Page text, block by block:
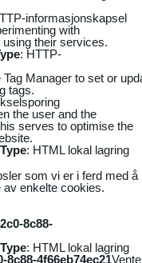
informasjonskapsel
with
their services.
: HTTP-
Manager to set or
tags.
the user and the
serves to optimise the
Type: HTML lokal lagring
som vi er i ferd med å
enkelte cookies.
8c88-
Type: HTML lokal lagring
8c88-4f66eb74ec21